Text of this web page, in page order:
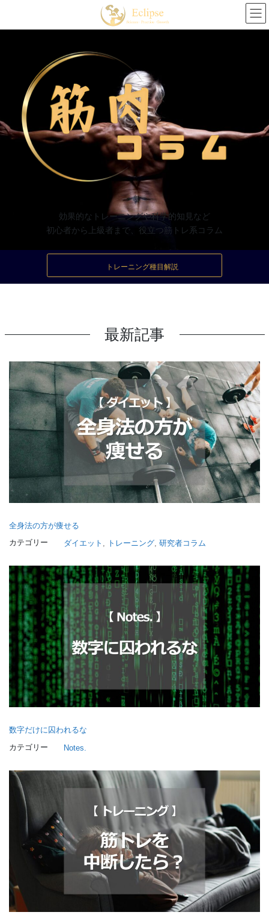
テ
プ
ゲ
動
効果的なトレーニングや科学的知見など
初心者から上級者まで、役立つ筋トレ系コラム
トレーニング種目解説
最新記事
全身法の方が痩せる
カテゴリー
ダイエット , トレーニング, 研究者コラム
数字だけに囚われるな
カテゴリー
Notes.